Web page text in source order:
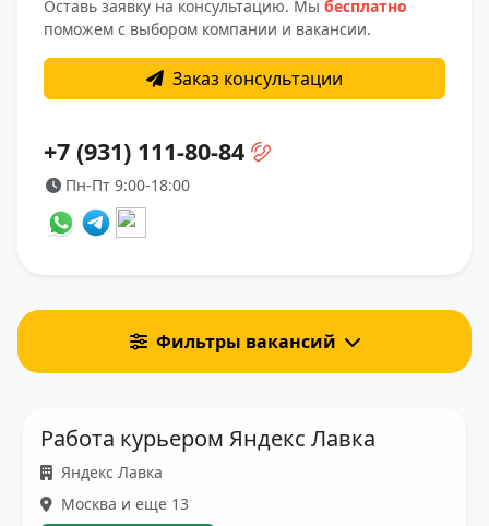
Фильтры вакансий
Оставь заявку на консультацию. Мы бесплатно
поможем с выбором компании и вакансии.
Заказ консультации
+7 (931) 111-80-84
Пн-Пт 9:00-18:00
Работа курьером Яндекс Лавка
Яндекс Лавка
Москва и еще 13